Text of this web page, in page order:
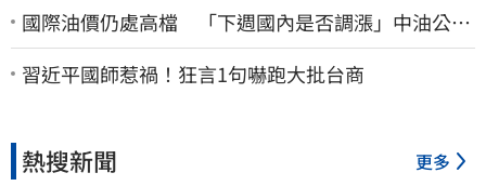
國際油價仍處高檔 「下週國內是否調漲」中油公布
了
習近平國師惹禍！狂言1句嚇跑大批台商
熱搜新聞 更多